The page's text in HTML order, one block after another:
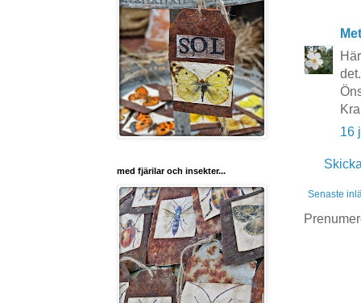
det.
16
Senaste
med fjärilar och insekter...